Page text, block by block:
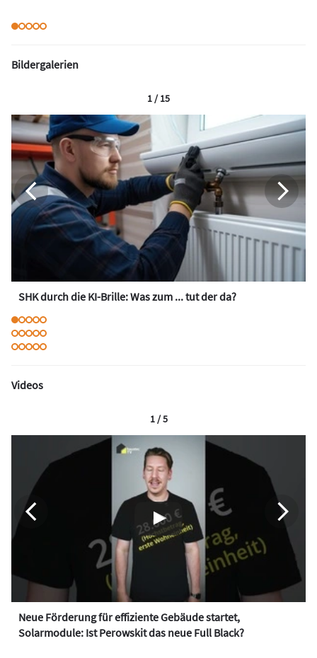
Bildergalerien
SHK durch die KI-Brille: Was zum ... tut der da?
1 / 15
Videos
Neue Förderung für effiziente Gebäude startet,
Solarmodule: Ist Perowskit das neue Full Black?
1 / 5